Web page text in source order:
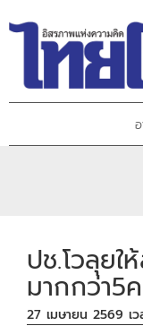
ปช.โวลุยใ
มากกว่า5
27 เมษายน 2569 เ